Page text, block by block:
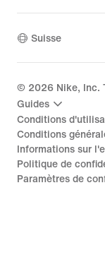
Suisse
© 2026 Nike, Inc.
Guides
Conditions
Conditions
Informations sur
Politique de
Paramètres de